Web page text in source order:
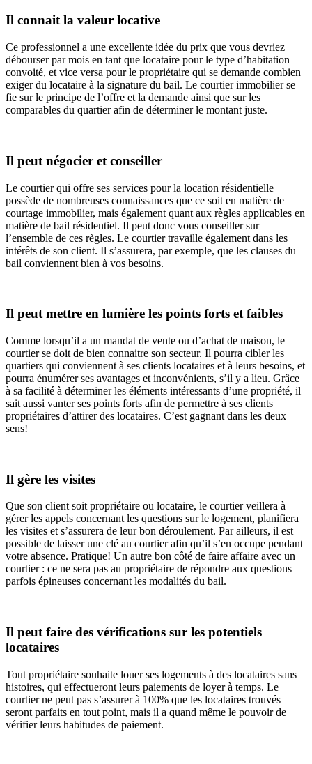
Il connait la valeur locative
Ce professionnel a une excellente idée du prix que vous devriez
débourser par mois en tant que locataire pour le type d’habitation
convoité, et vice versa pour le propriétaire qui se demande combien
exiger du locataire à la signature du bail. Le courtier immobilier se
fie sur le principe de l’offre et la demande ainsi que sur les
comparables du quartier afin de déterminer le montant juste.
Il peut négocier et conseiller
Le courtier qui offre ses services pour la location résidentielle
possède de nombreuses connaissances que ce soit en matière de
courtage immobilier, mais également quant aux règles applicables en
matière de bail résidentiel. Il peut donc vous conseiller sur
l’ensemble de ces règles. Le courtier travaille également dans les
intérêts de son client. Il s’assurera, par exemple, que les clauses du
bail conviennent bien à vos besoins.
Il peut mettre en lumière les points forts et faibles
Comme lorsqu’il a un mandat de vente ou d’achat de maison, le
courtier se doit de bien connaitre son secteur. Il pourra cibler les
quartiers qui conviennent à ses clients locataires et à leurs besoins, et
pourra énumérer ses avantages et inconvénients, s’il y a lieu. Grâce
à sa facilité à déterminer les éléments intéressants d’une propriété, il
sait aussi vanter ses points forts afin de permettre à ses clients
propriétaires d’attirer des locataires. C’est gagnant dans les deux
sens!
Il gère les visites
Que son client soit propriétaire ou locataire, le courtier veillera à
gérer les appels concernant les questions sur le logement, planifiera
les visites et s’assurera de leur bon déroulement. Par ailleurs, il est
possible de laisser une clé au courtier afin qu’il s’en occupe pendant
votre absence. Pratique! Un autre bon côté de faire affaire avec un
courtier : ce ne sera pas au propriétaire de répondre aux questions
parfois épineuses concernant les modalités du bail.
Il peut faire des vérifications sur les potentiels
locataires
Tout propriétaire souhaite louer ses logements à des locataires sans
histoires, qui effectueront leurs paiements de loyer à temps. Le
courtier ne peut pas s’assurer à 100% que les locataires trouvés
seront parfaits en tout point, mais il a quand même le pouvoir de
vérifier leurs habitudes de paiement.